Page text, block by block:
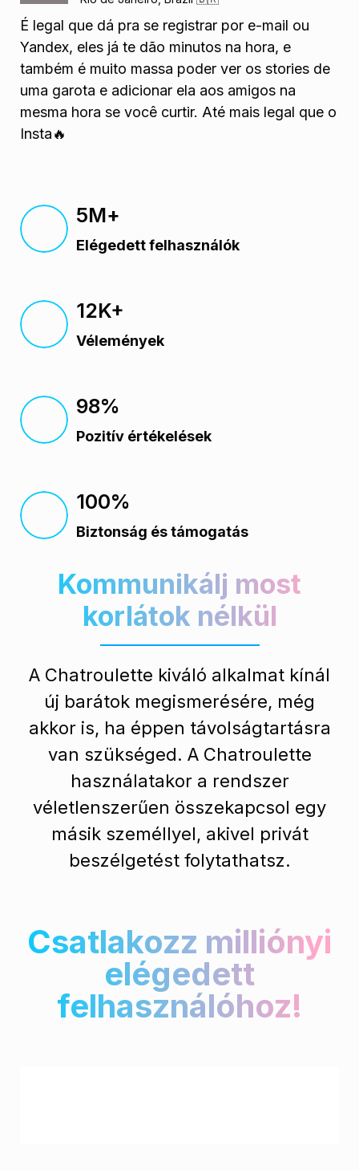
É legal que dá pra se registrar por e-mail ou
Yandex, eles já te dão minutos na hora, e
também é muito massa poder ver os stories de
uma garota e adicionar ela aos amigos na
mesma hora se você curtir. Até mais legal que o
Insta🔥
5М+
Elégedett felhasználók
12K+
Vélemények
98%
Pozitív értékelések
100%
Biztonság és támogatás
Kommunikálj most
korlátok nélkül
A Chatroulette kiváló alkalmat kínál
új barátok megismerésére, még
akkor is, ha éppen távolságtartásra
van szükséged. A Chatroulette
használatakor a rendszer
véletlenszerűen összekapcsol egy
másik személlyel, akivel privát
beszélgetést folytathatsz.
Csatlakozz milliónyi
elégedett
felhasználóhoz!